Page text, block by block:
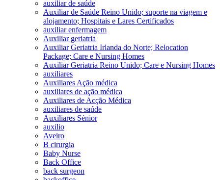
auxiliar de saúde
Auxiliar de Saúde Reino Unido; suporte na viagem e
alojamento; Hospitais e Lares Certificados
auxiliar enfermagem
Auxiliar geriatria
Auxiliar Geriatria Irlanda do Norte; Relocation
Package; Care e Nursing Homes
Auxiliar Geriatria Reino Unido; Care e Nursing Homes
auxiliares
Auxiliares Ação médica
auxiliares de ação médica
Auxiliares de Acção Médica
auxiliares de saúde
Auxiliares Sénior
auxilio
Aveiro
B cirurgia
Baby Nurse
Back Office
back surgeon